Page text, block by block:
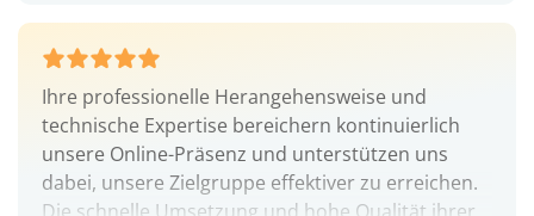
großartige Zusammenarbeit!
Ihre professionelle Herangehensweise und
technische Expertise bereichern kontinuierlich
unsere Online-Präsenz und unterstützen uns
dabei, unsere Zielgruppe effektiver zu erreichen.